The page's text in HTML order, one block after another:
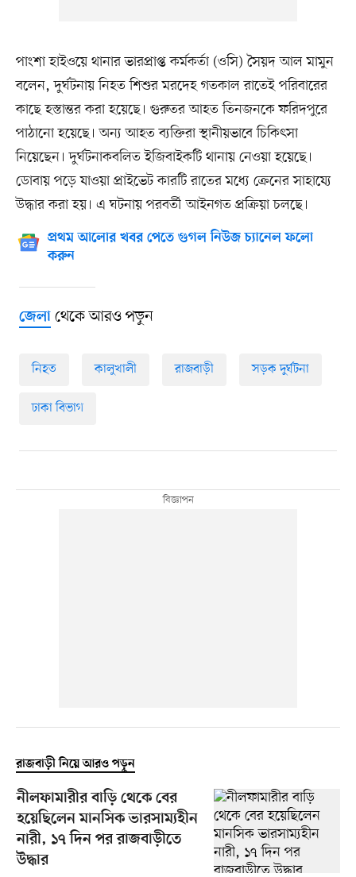
পাংশা হাইওয়ে থানার ভারপ্রাপ্ত কর্মকর্তা (ওসি) সৈয়দ আল মামুন
বলেন, দুর্ঘটনায় নিহত শিশুর মরদেহ গতকাল রাতেই পরিবারের
কাছে হস্তান্তর করা হয়েছে। গুরুতর আহত তিনজনকে ফরিদপুরে
পাঠানো হয়েছে। অন্য আহত ব্যক্তিরা স্থানীয়ভাবে চিকিৎসা
নিয়েছেন। দুর্ঘটনাকবলিত ইজিবাইকটি থানায় নেওয়া হয়েছে।
ডোবায় পড়ে যাওয়া প্রাইভেট কারটি রাতের মধ্যে ক্রেনের সাহায্যে
উদ্ধার করা হয়। এ ঘটনায় পরবর্তী আইনগত প্রক্রিয়া চলছে।
প্রথম আলোর খবর পেতে গুগল নিউজ চ্যানেল ফলো
করুন
জেলাথেকে আরও পড়ুন
নিহত কালুখালী রাজবাড়ী সড়ক দুর্ঘটনা
ঢাকা বিভাগ
রাজবাড়ী নিয়ে আরও পড়ুন
নীলফামারীর বাড়ি থেকে বের
হয়েছিলেন মানসিক ভারসাম্যহীন
নারী, ১৭ দিন পর রাজবাড়ীতে
উদ্ধার